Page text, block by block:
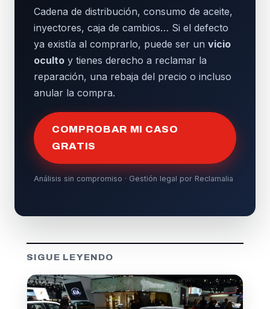
Cadena de distribución, consumo de aceite,
inyectores, caja de cambios… Si el defecto
ya existía al comprarlo, puede ser un vicio
oculto y tienes derecho a reclamar la
reparación, una rebaja del precio o incluso
anular la compra.
COMPROBAR MI CASO
GRATIS
Análisis sin compromiso · Gestión legal por Reclamalia
SIGUE LEYENDO